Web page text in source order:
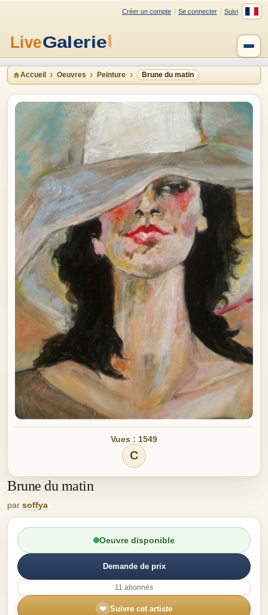
Créer un compte Se connecter Suivi
Accueil Oeuvres Peinture Brune du matin
Vues : 1549
C
Brune du matin
par soffya
Oeuvre disponible
Demande de prix
11 abonnés
❤ Suivre cet artiste